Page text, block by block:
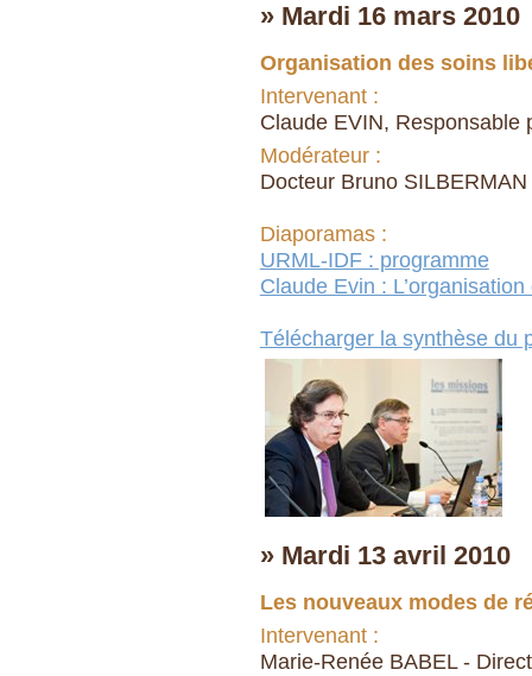
» Mardi 16 mars 2010
Organisation des soins
Intervenant :
Claude EVIN, Responsable
Modérateur :
Docteur Bruno
Diaporamas :
URML-IDF : programme
Claude Evin :
Télécharger la synthèse du
» Mardi 13 avril 2010
Les nouveaux modes de
Intervenant :
Marie-Renée BABEL -